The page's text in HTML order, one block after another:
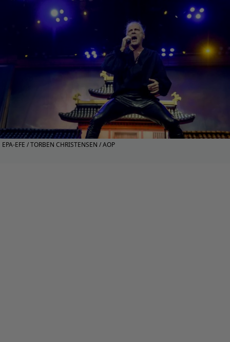
EPA-EFE / TORBEN CHRISTENSEN / AOP